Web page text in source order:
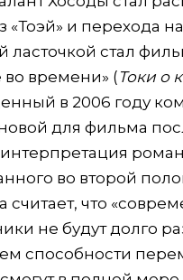
«Тоэй» и перехода
ласточкой стал
во времени» ( Токи о
в 2006 году
для фильма
во второй
считает, что
не будут долго
способности